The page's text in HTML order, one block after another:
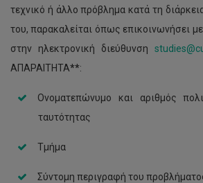
τεχνικό ή άλλο πρόβλημα κατά τη
του, παρακαλείται όπως επικοινωνήσει
στην ηλεκτρονική διεύθυνση
ΑΠΑΡΑΙΤΗΤΑ**:
Ονοματεπώνυμο και αριθμός
ταυτότητας
Τμήμα
Σύντομη περιγραφή του